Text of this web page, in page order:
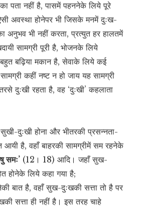
पता नहीं है, पासमें पहननेके लिये पूरे
अवस्था होनेपर भी जिसके मनमें दुःख-
अनुभव भी नहीं करता, प्रत्युत हर हालतमें
सामग्री पूरी है, भोजनके लिये
बढ़िया मकान है, सेवाके लिये कई
कहीं नष्ट न हो जाय यह सामग्री
दुःखी रहता है, वह ‘दुःखी’ कहलाता
दुःखी होना और भीतरकी प्रसन्नता-
आयी है, वहाँ बाहरकी सामग्रीमें सम रहनेके
समः’ (12। 18) आदि। जहाँ सुख-
होनेके लिये कहा गया है;
बात है, वहाँ सुख-दुःखकी सत्ता तो है पर
सत्ता ही नहीं है। इस तरह चाहे